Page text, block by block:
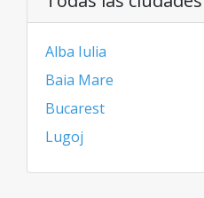
Alba Iulia
Baia Mare
Bucarest
Lugoj